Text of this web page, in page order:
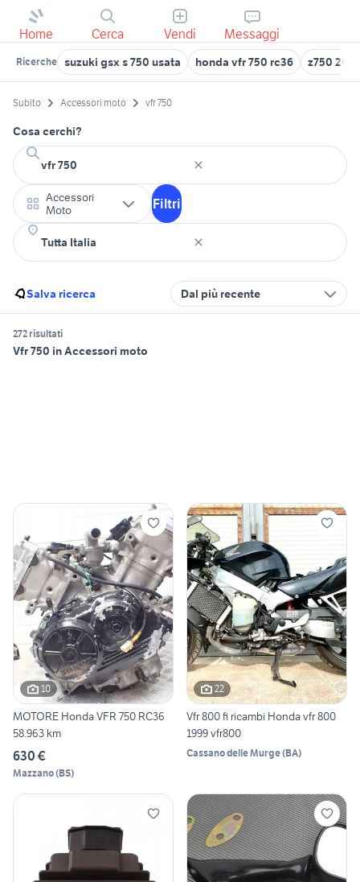
Home Cerca Vendi Messaggi
Ricerche suzuki gsx s 750 usata honda vfr 750 rc36 z750
Subito Accessori moto vfr 750
Cosa cerchi?
Accessori
Moto
Filtri
Salva ricerca Dal più recente
272 risultati
Vfr 750 in Accessori moto
10
MOTORE Honda VFR 750 RC36
58.963 km
630 €
Mazzano(BS)
22
Vfr 800 fi ricambi Honda vfr 800
1999 vfr800
Cassano delle Murge(BA)